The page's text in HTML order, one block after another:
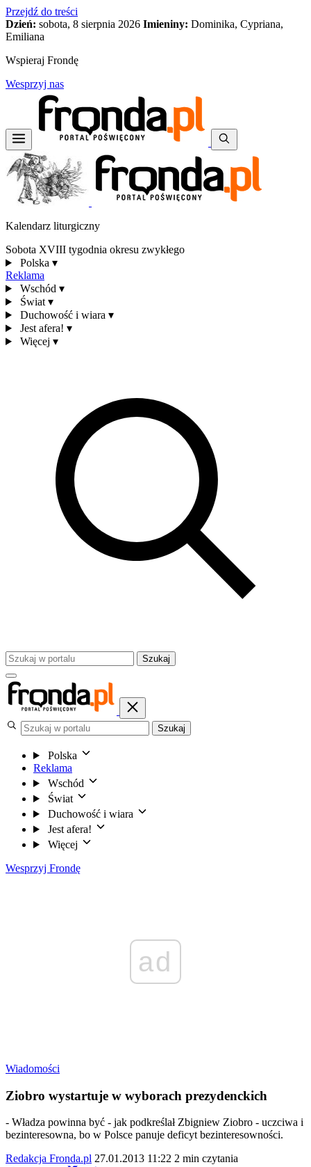
Przejdź do treści
Dzień: sobota, 8 sierpnia 2026 Imieniny: Dominika, Cypriana,
Emiliana
Wspieraj Frondę
Wesprzyj nas
Kalendarz liturgiczny
Sobota XVIII tygodnia okresu zwykłego
Polska ▾
Reklama
Wschód ▾
Świat ▾
Duchowość i wiara ▾
Jest afera! ▾
Więcej ▾
Szukaj
Szukaj
Polska
Reklama
Wschód
Świat
Duchowość i wiara
Jest afera!
Więcej
Wesprzyj Frondę
ad
Wiadomości
Ziobro wystartuje w wyborach prezydenckich
- Władza powinna być - jak podkreślał Zbigniew Ziobro - uczciwa i
bezinteresowna, bo w Polsce panuje deficyt bezinteresowności.
Redakcja Fronda.pl 27.01.2013 11:22 2 min czytania